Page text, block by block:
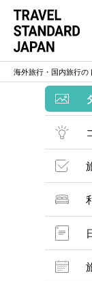
海外旅行・国内旅行の